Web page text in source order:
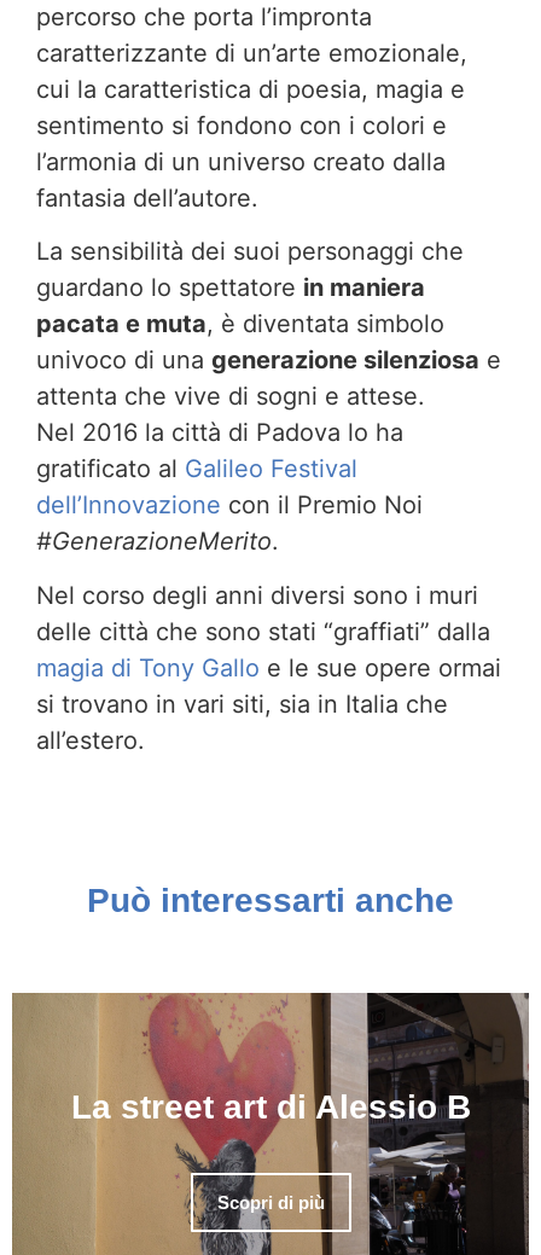
percorso che porta l’impronta
caratterizzante di un’arte emozionale,
cui la caratteristica di poesia, magia e
sentimento si fondono con i colori e
l’armonia di un universo creato dalla
fantasia dell’autore.
La sensibilità dei suoi personaggi che
guardano lo spettatore in maniera
pacata e muta, è diventata simbolo
univoco di una generazione silenziosa e
attenta che vive di sogni e attese.
Nel 2016 la città di Padova lo ha
gratificato al Galileo Festival
dell’Innovazione con il Premio Noi
#GenerazioneMerito.
Nel corso degli anni diversi sono i muri
delle città che sono stati “graffiati” dalla
magia di Tony Gallo e le sue opere ormai
si trovano in vari siti, sia in Italia che
all’estero.
Può interessarti anche
La street art di Alessio B
Scopri di più